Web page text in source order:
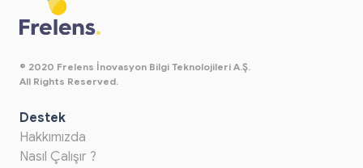
© 2020 Frelens İnovasyon Bilgi Teknolojileri A.Ş.
All Rights Reserved.
Destek
Hakkımızda
Nasıl Çalışır ?